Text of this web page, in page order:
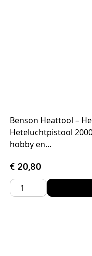
Benson Heattool –
Heteluchtpistool
hobby en…
€ 20,80